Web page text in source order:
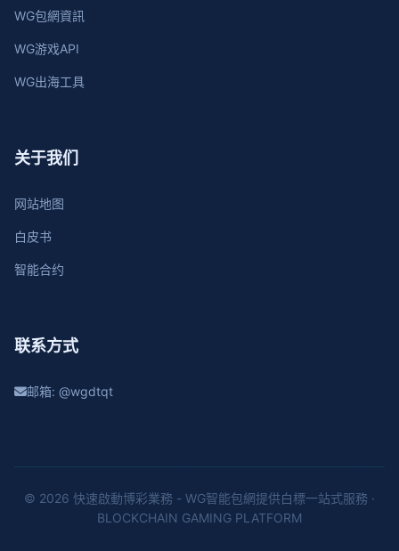
WG包網資訊
WG游戏API
WG出海工具
关于我们
网站地图
白皮书
智能合约
联系方式
邮箱: @wgdtqt
© 2026 快速啟動博彩業務 - WG智能包網提供白標一站式服務 ·
BLOCKCHAIN GAMING PLATFORM